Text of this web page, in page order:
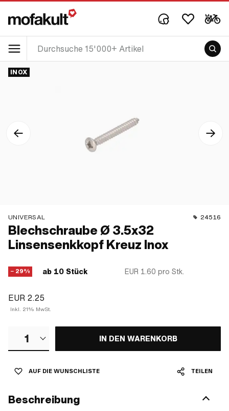
INOX
UNIVERSAL 24516
Blechschraube Ø 3.5x32
Linsensenkkopf Kreuz Inox
− 29% ab 10 Stück EUR 1.60 pro Stk.
EUR 2.25
Inkl. 21% MwSt.
1 IN DEN WARENKORB
AUF DIE WUNSCHLISTE TEILEN
Beschreibung